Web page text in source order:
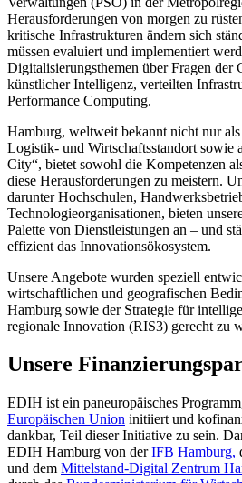
Herausforderungen von morgen zu
kritische Infrastrukturen ändern sich
müssen evaluiert und implementiert
Digitalisierungsthemen über Fragen der
künstlicher Intelligenz, verteilten
Performance Computing.
Hamburg, weltweit bekannt nicht nur
Logistik- und Wirtschaftsstandort sowie
City“, bietet sowohl die Kompetenzen
diese Herausforderungen zu meistern.
darunter Hochschulen,
Technologieorganisationen, bieten
Palette von Dienstleistungen an – und
effizient das Innovationsökosystem.
Unsere Angebote wurden speziell
wirtschaftlichen und geografischen
Hamburg sowie der Strategie für
regionale Innovation (RIS3) gerecht zu
Unsere
EDIH ist ein paneuropäisches
Europäischen Union initiiert und
dankbar, Teil dieser Initiative zu sein.
EDIH Hamburg von derIFB Hamburg,
und dem Mittelstand-Digital Zentrum